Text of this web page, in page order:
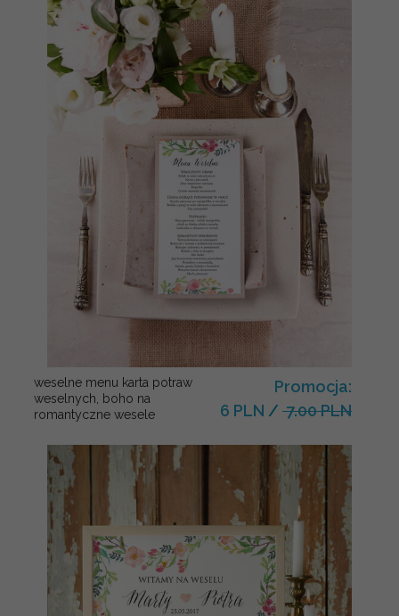
weselne menu karta potraw
weselnych, boho na
romantyczne wesele
Promocja:
6 PLN / 7.00 PLN